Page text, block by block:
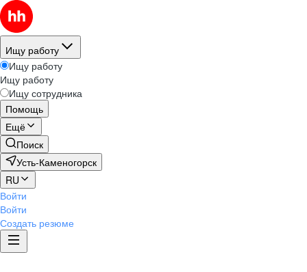
Ищу работу
Ищу работу
Ищу работу
Ищу сотрудника
Помощь
Ещё
Поиск
Усть-Каменогорск
RU
Войти
Войти
Создать резюме